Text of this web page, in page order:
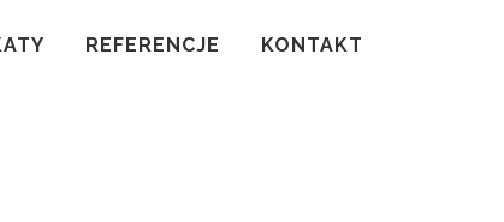
REFERENCJE KONTAKT